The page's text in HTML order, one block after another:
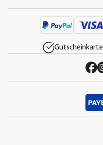
Gutscheinkarte